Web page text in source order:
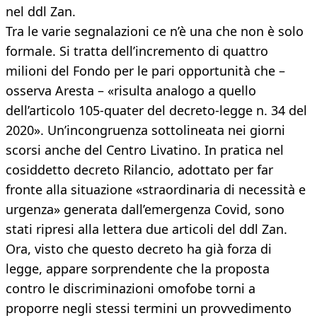
nel ddl Zan.
Tra le varie segnalazioni ce n’è una che non è solo
formale. Si tratta dell’incremento di quattro
milioni del Fondo per le pari opportunità che –
osserva Aresta – «risulta analogo a quello
dell’articolo 105-quater del decreto-legge n. 34 del
2020». Un’incongruenza sottolineata nei giorni
scorsi anche del Centro Livatino. In pratica nel
cosiddetto decreto Rilancio, adottato per far
fronte alla situazione «straordinaria di necessità e
urgenza» generata dall’emergenza Covid, sono
stati ripresi alla lettera due articoli del ddl Zan.
Ora, visto che questo decreto ha già forza di
legge, appare sorprendente che la proposta
contro le discriminazioni omofobe torni a
proporre negli stessi termini un provvedimento